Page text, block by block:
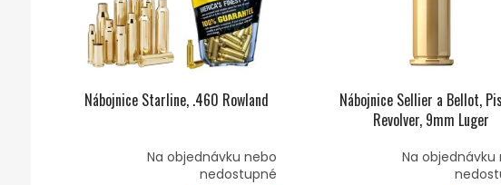
Nábojnice Starline, .460 Rowland
Na objednávku nebo
nedostupné
Nábojnice Sellier a Bellot,
Revolver, 9mm Luger
Na objednávku